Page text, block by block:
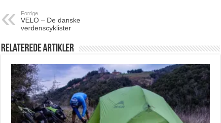
Forrige
VELO – De danske
verdenscyklister
Relaterede artikler